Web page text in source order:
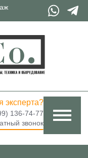
эксперта?
136-74-77
звонок